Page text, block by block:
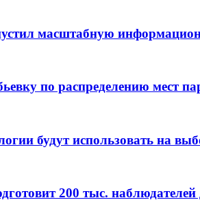
масштабную
по распределению мест
будут использовать на
200 тыс.